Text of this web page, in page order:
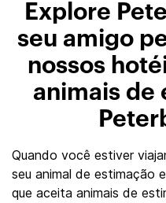
Explore
seu amigo
nossos
animais de
Quando você estiver
seu animal de estimação
que aceita animais de